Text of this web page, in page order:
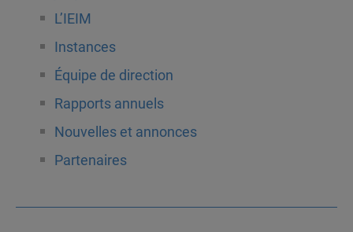
L’IEIM
Instances
Équipe de direction
Rapports annuels
Nouvelles et annonces
Partenaires